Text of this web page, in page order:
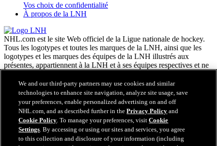
Vos choix de confidentialité
À propos de la LNH
NHL.com est le site Web officiel de la Ligue nationale de hockey.
Tous les logotypes et toutes les marques de la LNH, ainsi que les
logotypes et les marques des équipes de la LNH illustrés aux
présentes, appartiennent à la LNH et à ses équipes respectives et ne
Enterprises, L.P. © LNH 2026. Tous droits réservés. Tous les
chandails d'équipe de la LNH personnalisés avec les noms des
joueurs de la LNH et leurs numéros sont officiellement sous license
de la LNH et de l'AJLNH. Le mot servant de marque Zamboni et la
configuration de la surfaceuse Zamboni sont des marques de
commerce déposées de Frank J. Zamboni & Co., Inc. © Frank J.
Zamboni & Co., Inc. 2026. Tous droits réservés. Toute autre marque
déposée ou tout droit d'auteur d'une tierce partie sont la propriété de
We and our third-party partners may use cookies and similar
technologies to enhance site navigation, analyze site usage, save
your preferences, enable personalized advertising on and off
NHL.com, and as described further in thePrivacy Policy and
Cookie Policy. To manage your preferences, visitCookie
Settings. By accessing or using our sites and services, you agree
to this collection and disclosure of your information (including